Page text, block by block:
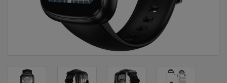
KLIMATIZACIJA